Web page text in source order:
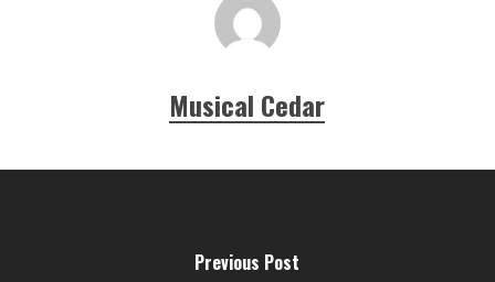
Musical Cedar
Previous Post